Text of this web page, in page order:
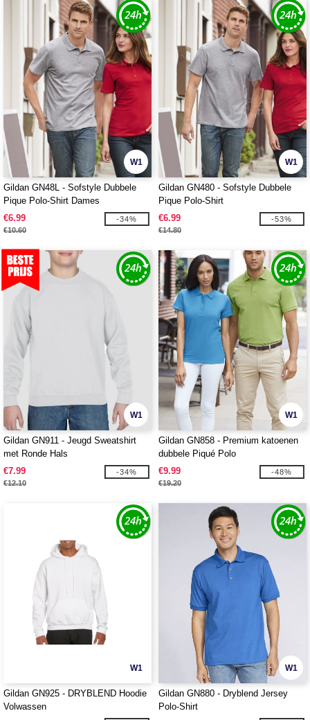
W1
Gildan GN48L - Sofstyle Dubbele
Pique Polo-Shirt Dames
€6.99
€10.60
-34%
W1
Gildan GN480 - Sofstyle Dubbele
Pique Polo-Shirt
€6.99
€14.80
-53%
W1
Gildan GN911 - Jeugd Sweatshirt
met Ronde Hals
€7.99
€12.10
-34%
W1
Gildan GN858 - Premium katoenen
dubbele Piqué Polo
€9.99
€19.20
-48%
W1
Gildan GN925 - DRYBLEND Hoodie
Volwassen
W1
Gildan GN880 - Dryblend Jersey
Polo-Shirt